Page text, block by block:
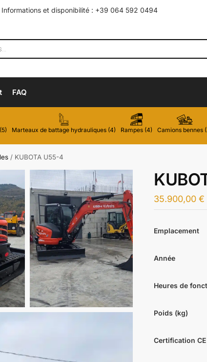
Informations et disponibilité : +39 064 592 0494
FAQ
Marteaux de battage hydrauliques (4) Rampes (4) Camions bennes
/ KUBOTA U55-4
35.900,00€
Emplacement
Année
Heures de
Poids (kg)
Certification CE